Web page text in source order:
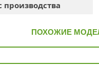
производства
ПОХОЖИЕ